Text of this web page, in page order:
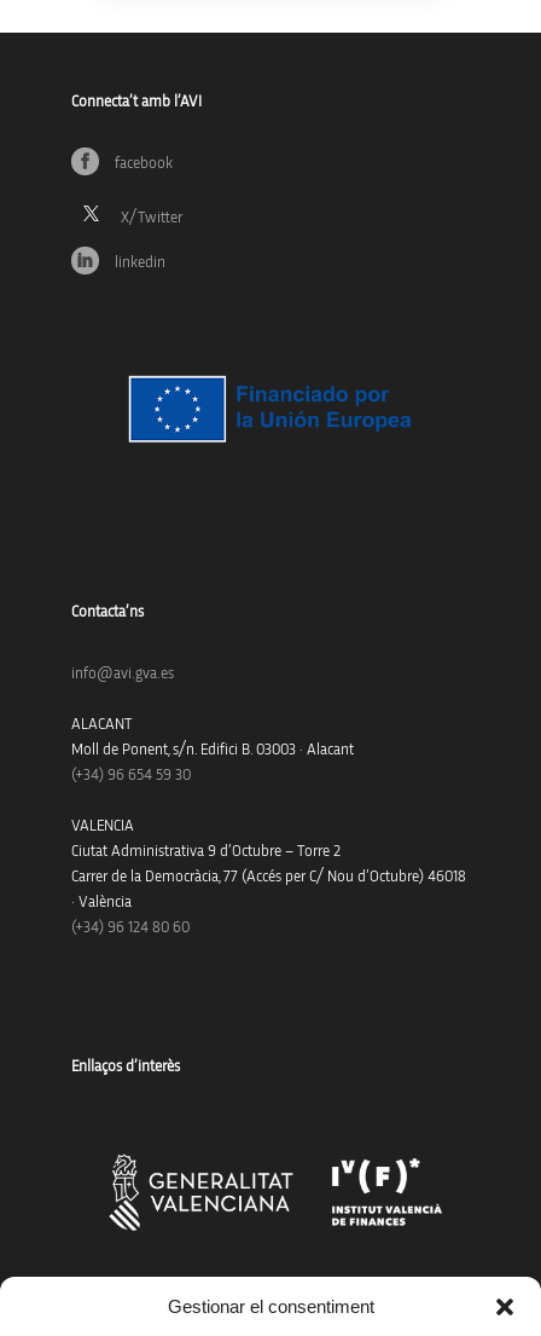
Gestionar el consentiment
Connecta’t amb l’AVI
facebook
linkedin
Contacta’ns
info@avi.gva.es
ALACANT
Moll de Ponent, s/n. Edifici B. 03003 · Alacant
(+34) 96 654 59 30
VALENCIA
Ciutat Administrativa 9 d’Octubre – Torre 2
Carrer de la Democràcia, 77 (Accés per C/ Nou d’Octubre) 46018
· València
(+34) 96 124 80 60
Enllaços d’interès
Més organismes de suport a la innovació